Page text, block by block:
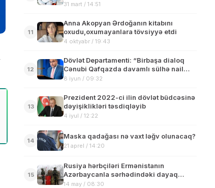
31 mart / 14:51
11
Anna Akopyan Ərdoğanın kitabını
oxudu,oxumayanlara tövsiyyə etdi
4 oktyabr / 19:43
12
Dövlət Departamenti: “Birbaşa dialoq
Cənubi Qafqazda davamlı sülhə nail
olmaq üçün açardır”
8 iyun / 09:32
13
Prezident 2022-ci ilin dövlət büdcəsinə
dəyişiklikləri təsdiqləyib
4 iyul / 12:22
14
Maska qadağası nə vaxt ləğv olunacaq?
21 aprel / 14:20
15
Rusiya hərbçiləri Ermənistanın
Azərbaycanla sərhədindəki dayaq
məntəqələrini tərk edir
14 may / 08:30